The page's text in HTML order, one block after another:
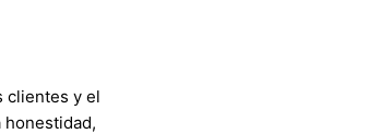
clientes y el